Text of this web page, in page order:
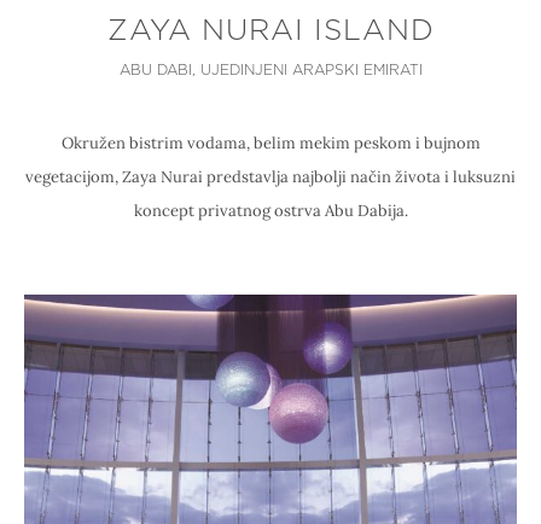
ZAYA NURAI ISLAND
ABU DABI, UJEDINJENI ARAPSKI EMIRATI
Okružen bistrim vodama, belim mekim peskom i bujnom
vegetacijom, Zaya Nurai predstavlja najbolji način života i luksuzni
koncept privatnog ostrva Abu Dabija.